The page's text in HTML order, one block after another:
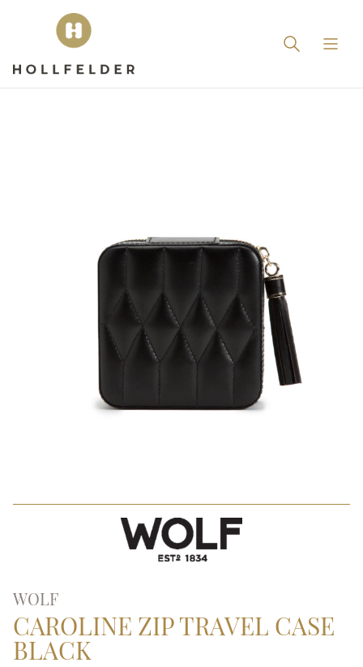
WOLF
CAROLINE ZIP TRAVEL CASE
BLACK